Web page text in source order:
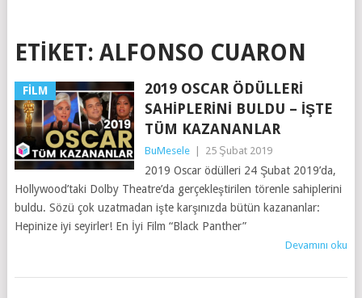
ETIKET: ALFONSO CUARON
FILM
2019 OSCAR ÖDÜLLERI
SAHIPLERINI BULDU – İŞTE
TÜM KAZANANLAR
BuMesele 25 Şubat 2019
2019 Oscar ödülleri 24 Şubat 2019’da,
Hollywood’taki Dolby Theatre’da gerçekleştirilen törenle sahiplerini
buldu. Sözü çok uzatmadan işte karşınızda bütün kazananlar:
Hepinize iyi seyirler! En İyi Film “Black Panther”
Devamını oku